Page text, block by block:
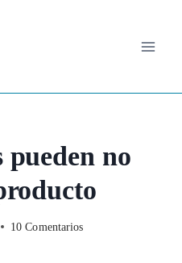
pueden no
10 Comentarios